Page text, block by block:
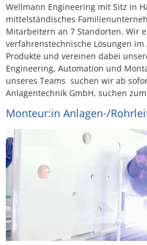
Wellmann Engineering mit Sitz in
mittelständisches
Mitarbeitern an 7 Standorten. Wir
verfahrenstechnische Lösungen
Produkte und vereinen dabei
Engineering, Automation und
unseres Teams suchen wir ab
Anlagentechnik GmbH, suchen
Monteur:in Anlagen-/